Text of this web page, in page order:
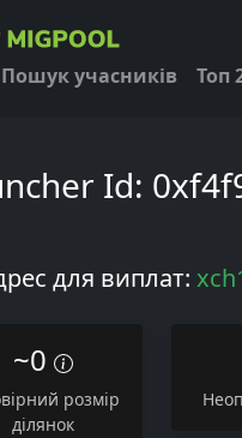
Пошук учасників Топ
Id:
для виплат:
~0
розмір
ділянок